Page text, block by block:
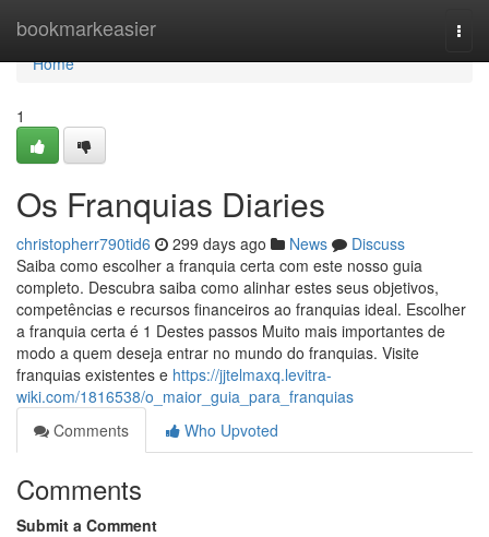
bookmarkeasier
Home
Home
1
Os Franquias Diaries
christopherr790tid6 299 days ago News
Discuss
Saiba como escolher a franquia certa com este nosso guia
completo. Descubra saiba como alinhar estes seus objetivos,
competências e recursos financeiros ao franquias ideal. Escolher
a franquia certa é 1 Destes passos Muito mais importantes de
modo a quem deseja entrar no mundo do franquias. Visite
franquias existentes e https://jjtelmaxq.levitra-
wiki.com/1816538/o_maior_guia_para_franquias
Comments
Who Upvoted
Comments
Submit a Comment